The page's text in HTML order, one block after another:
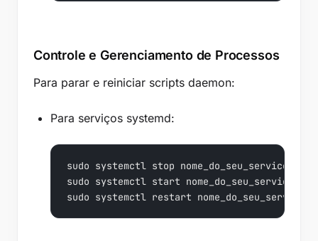
Controle e Gerenciamento de Processos
Para parar e reiniciar scripts daemon:
Para serviços systemd:
sudo systemctl stop nome_do_seu_servico
sudo systemctl start nome_do_seu_servico
sudo systemctl restart nome_do_seu_servico